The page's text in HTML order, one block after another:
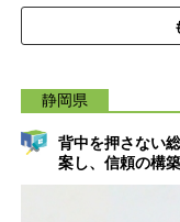
静岡県
背中を押さない
案し、信頼の構